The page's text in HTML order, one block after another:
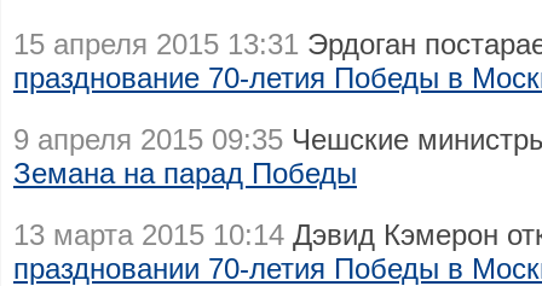
15 апреля 2015 13:31 Эрдоган
празднование 70-летия Победы в
9 апреля 2015 09:35 Чешские
Земана на парад Победы
13 марта 2015 10:14 Дэвид Кэмерон
праздновании 70-летия Победы в